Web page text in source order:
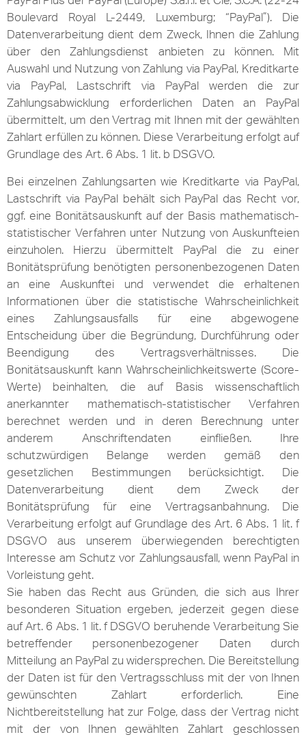
Boulevard Royal L-2449, Luxemburg; “PayPal”). Die
Datenverarbeitung dient dem Zweck, Ihnen die Zahlung
über den Zahlungsdienst anbieten zu können. Mit
Auswahl und Nutzung von Zahlung via PayPal, Kreditkarte
via PayPal, Lastschrift via PayPal werden die zur
Zahlungsabwicklung erforderlichen Daten an PayPal
übermittelt, um den Vertrag mit Ihnen mit der gewählten
Zahlart erfüllen zu können. Diese Verarbeitung erfolgt auf
Grundlage des Art. 6 Abs. 1 lit. b DSGVO.
Bei einzelnen Zahlungsarten wie Kreditkarte via PayPal,
Lastschrift via PayPal behält sich PayPal das Recht vor,
ggf. eine Bonitätsauskunft auf der Basis mathematisch-
statistischer Verfahren unter Nutzung von Auskunfteien
einzuholen. Hierzu übermittelt PayPal die zu einer
Bonitätsprüfung benötigten personenbezogenen Daten
an eine Auskunftei und verwendet die erhaltenen
Informationen über die statistische Wahrscheinlichkeit
eines Zahlungsausfalls für eine abgewogene
Entscheidung über die Begründung, Durchführung oder
Beendigung des Vertragsverhältnisses. Die
Bonitätsauskunft kann Wahrscheinlichkeitswerte (Score-
Werte) beinhalten, die auf Basis wissenschaftlich
anerkannter mathematisch-statistischer Verfahren
berechnet werden und in deren Berechnung unter
anderem Anschriftendaten einfließen. Ihre
schutzwürdigen Belange werden gemäß den
gesetzlichen Bestimmungen berücksichtigt. Die
Datenverarbeitung dient dem Zweck der
Bonitätsprüfung für eine Vertragsanbahnung. Die
Verarbeitung erfolgt auf Grundlage des Art. 6 Abs. 1 lit. f
DSGVO aus unserem überwiegenden berechtigten
Interesse am Schutz vor Zahlungsausfall, wenn PayPal in
Vorleistung geht.
Sie haben das Recht aus Gründen, die sich aus Ihrer
besonderen Situation ergeben, jederzeit gegen diese
auf Art. 6 Abs. 1 lit. f DSGVO beruhende Verarbeitung Sie
betreffender personenbezogener Daten durch
Mitteilung an PayPal zu widersprechen. Die Bereitstellung
der Daten ist für den Vertragsschluss mit der von Ihnen
gewünschten Zahlart erforderlich. Eine
Nichtbereitstellung hat zur Folge, dass der Vertrag nicht
mit der von Ihnen gewählten Zahlart geschlossen